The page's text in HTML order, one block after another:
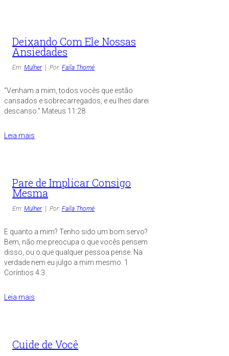
Deixando Com Ele Nossas
Ansiedades
Em: Mulher Por: Faíla Thomé
“Venham a mim, todos vocês que estão
cansados e sobrecarregados, e eu lhes darei
descanso.” Mateus 11:28
Leia mais
Pare de Implicar Consigo
Mesma
Em: Mulher Por: Faíla Thomé
E quanto a mim? Tenho sido um bom servo?
Bem, não me preocupa o que vocês pensem
disso, ou o que qualquer pessoa pense. Na
verdade nem eu julgo a mim mesmo. 1
Coríntios 4:3
Leia mais
Cuide de Você